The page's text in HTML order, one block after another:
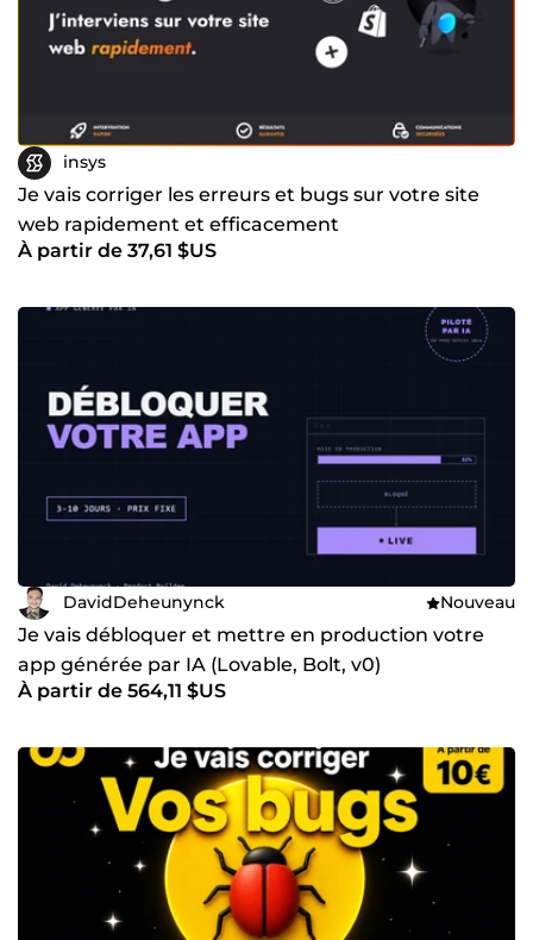
insys
Je vais corriger les erreurs et bugs sur votre site
web rapidement et efficacement
À partir de 37,61 $US
DavidDeheunynck Nouveau
Je vais débloquer et mettre en production votre
app générée par IA (Lovable, Bolt, v0)
À partir de 564,11 $US